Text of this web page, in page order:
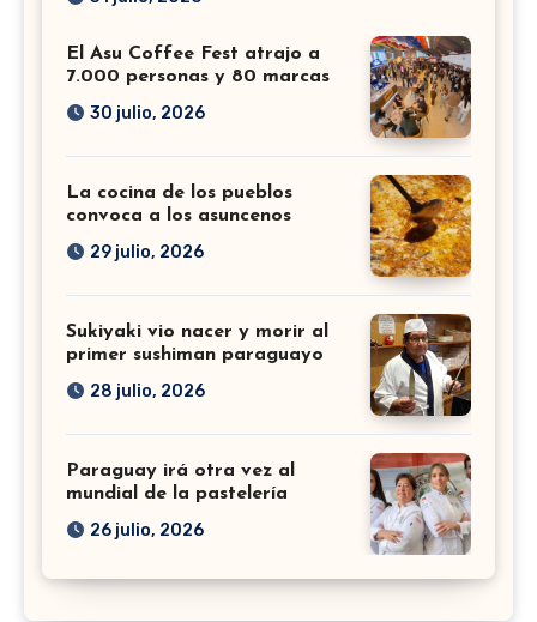
El Asu Coffee Fest atrajo a
7.000 personas y 80 marcas
30 julio, 2026
La cocina de los pueblos
convoca a los asuncenos
29 julio, 2026
Sukiyaki vio nacer y morir al
primer sushiman paraguayo
28 julio, 2026
Paraguay irá otra vez al
mundial de la pastelería
26 julio, 2026